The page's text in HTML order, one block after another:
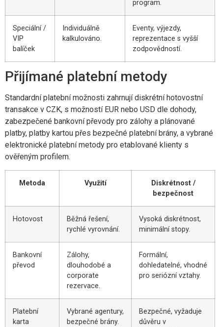
program.
Speciální /
VIP
balíček
Individuálně
kalkulováno.
Eventy, výjezdy,
reprezentace s vyšší
zodpovědností.
Přijímané platební metody
Standardní platební možnosti zahrnují diskrétní hotovostní
transakce v CZK, s možností EUR nebo USD dle dohody,
zabezpečené bankovní převody pro zálohy a plánované
platby, platby kartou přes bezpečné platební brány, a vybrané
elektronické platební metody pro etablované klienty s
ověřeným profilem.
Metoda Využití
Diskrétnost /
bezpečnost
Hotovost
Běžná řešení,
rychlé vyrovnání.
Vysoká diskrétnost,
minimální stopy.
Bankovní
převod
Zálohy,
dlouhodobé a
corporate
rezervace.
Formální,
dohledatelné, vhodné
pro seriózní vztahy.
Platební
karta
Vybrané agentury,
bezpečné brány.
Bezpečné, vyžaduje
důvěru v